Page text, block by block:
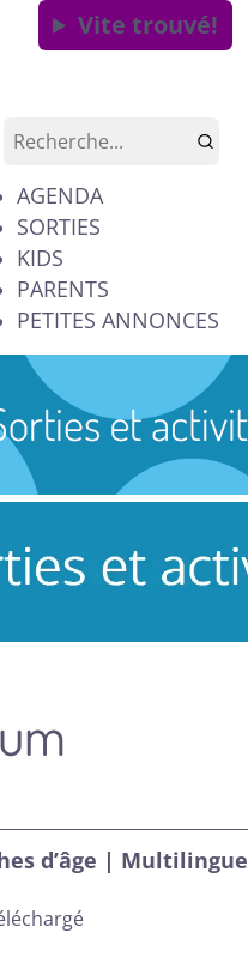
Vite trouvé!
AGENDA
SORTIES
KIDS
PARENTS
PETITES ANNONCES
d’âge | Multilingue